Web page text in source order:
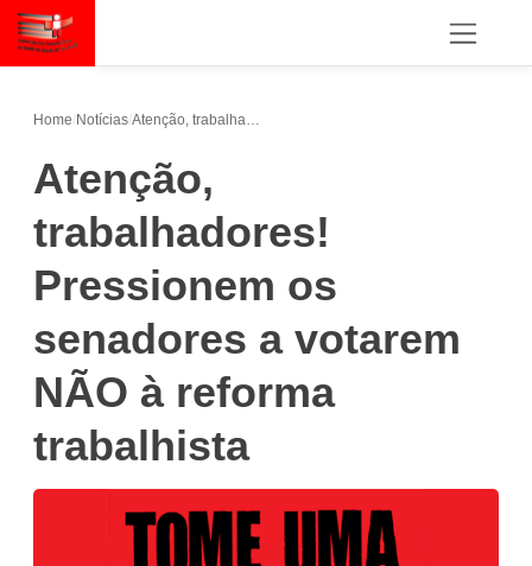
Home/Notícias/
Atenção,
trabalhadores!
Pressionem os
senadores a votarem
NÃO à reforma
trabalhista